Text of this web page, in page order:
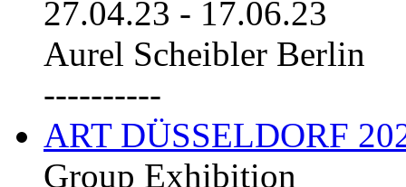
27.04.23 - 17.06.23
Aurel Scheibler Berlin
----------
ART DÜSSELDORF
Group Exhibition